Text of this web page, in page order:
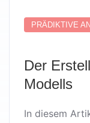
PRÄDIKTIVE
Der
Modells
In diesem